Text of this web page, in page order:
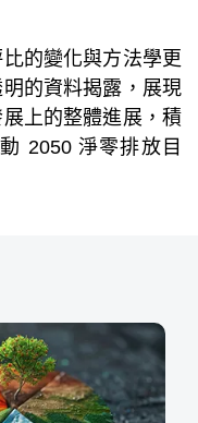
的變化與方法學更
的資料揭露，展現
上的整體進展，積
2050 淨零排放目